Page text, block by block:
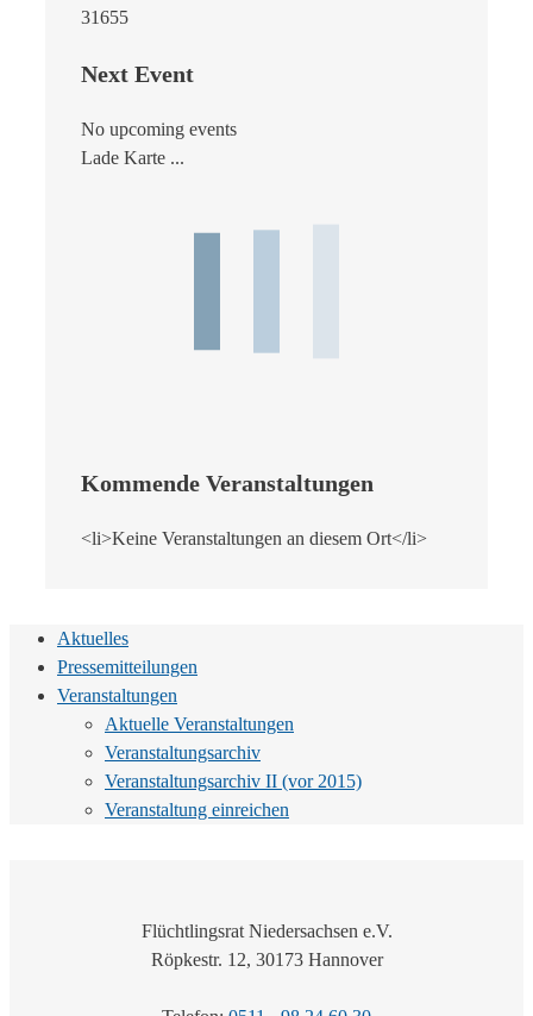
31655
Next Event
No upcoming events
Lade Karte ...
Kommende Veranstaltungen
<li>Keine Veranstaltungen an diesem Ort</li>
Aktuelles
Pressemitteilungen
Veranstaltungen
Aktuelle Veranstaltungen
Veranstaltungsarchiv
Veranstaltungsarchiv II (vor 2015)
Veranstaltung einreichen
Flüchtlingsrat Niedersachsen e.V.
Röpkestr. 12, 30173 Hannover